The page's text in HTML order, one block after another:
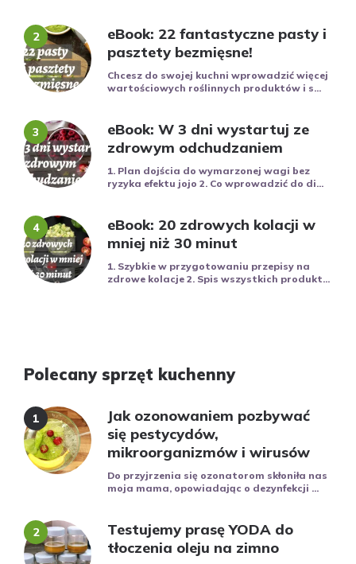
eBook: 22 fantastyczne pasty i
pasztety bezmięsne!
Chcesz do swojej kuchni wprowadzić więcej
wartościowych roślinnych produktów i s...
eBook: W 3 dni wystartuj ze
zdrowym odchudzaniem
1. Plan dojścia do wymarzonej wagi bez
ryzyka efektu jojo 2. Co wprowadzić do di...
eBook: 20 zdrowych kolacji w
mniej niż 30 minut
1. Szybkie w przygotowaniu przepisy na
zdrowe kolacje 2. Spis wszystkich produkt...
Polecany sprzęt kuchenny
Jak ozonowaniem pozbywać
się pestycydów,
mikroorganizmów i wirusów
Do przyjrzenia się ozonatorom skłoniła nas
moja mama, opowiadając o dezynfekcji ...
Testujemy prasę YODA do
tłoczenia oleju na zimno